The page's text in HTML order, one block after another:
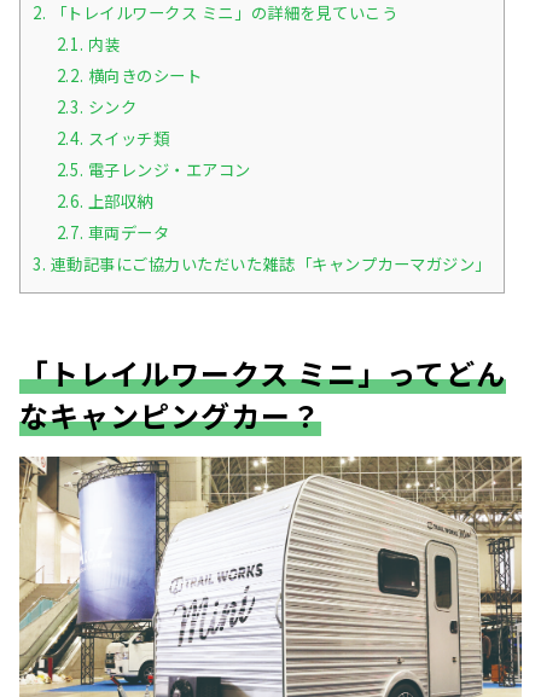
2. 「トレイルワークス ミニ」の詳細を見ていこう
2.1. 内装
2.2. 横向きのシート
2.3. シンク
2.4. スイッチ類
2.5. 電子レンジ・エアコン
2.6. 上部収納
2.7. 車両データ
3. 連動記事にご協力いただいた雑誌「キャンプカーマガジン」
「トレイルワークス ミニ」ってどん
なキャンピングカー？